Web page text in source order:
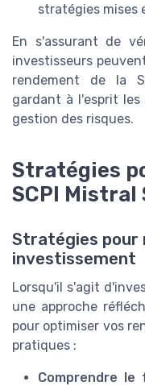
stratégies mises
En s'assurant de
investisseurs
rendement de la
gardant à l'esprit
gestion des risques.
Stratégies
SCPI Mistral
Stratégies pour
investissement
Lorsqu'il s'agit
une approche
pour optimiser vos
pratiques :
Comprendre